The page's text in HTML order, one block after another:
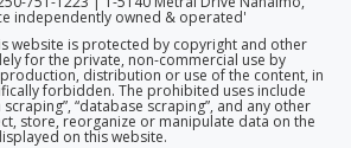
independently owned & operated'
website is protected by copyright and other
for the private, non-commercial use by
distribution or use of the content, in
forbidden. The prohibited uses include
“database scraping”, and any other
store, reorganize or manipulate data on the
on this website.